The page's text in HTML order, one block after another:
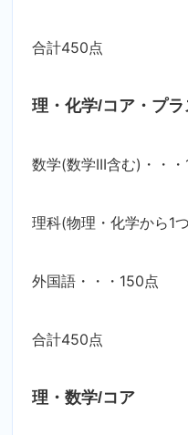
合計450点
理・化学/コア・プラ
数学(数学III含む)・・
理科(物理・化学から1
外国語・・・150点
合計450点
理・数学/コア